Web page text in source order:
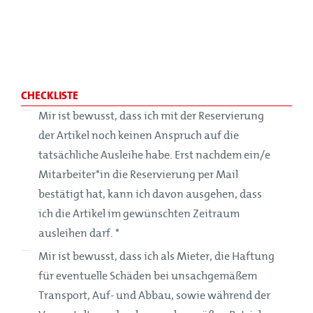
CHECKLISTE
Mir ist bewusst, dass ich mit der Reservierung
der Artikel noch keinen Anspruch auf die
tatsächliche Ausleihe habe. Erst nachdem ein/e
Mitarbeiter*in die Reservierung per Mail
bestätigt hat, kann ich davon ausgehen, dass
ich die Artikel im gewünschten Zeitraum
ausleihen darf. *
Mir ist bewusst, dass ich als Mieter, die Haftung
für eventuelle Schäden bei unsachgemäßem
Transport, Auf- und Abbau, sowie während der